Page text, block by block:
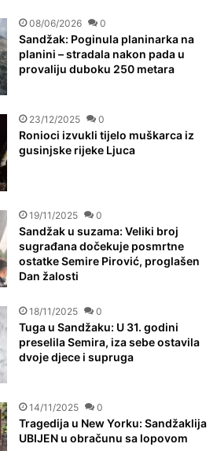
08/06/2026 0
Sandžak: Poginula planinarka na
planini – stradala nakon pada u
provaliju duboku 250 metara
23/12/2025 0
Ronioci izvukli tijelo muškarca iz
gusinjske rijeke Ljuca
19/11/2025 0
Sandžak u suzama: Veliki broj
sugrađana dočekuje posmrtne
ostatke Semire Pirović, proglašen
Dan žalosti
18/11/2025 0
Tuga u Sandžaku: U 31. godini
preselila Semira, iza sebe ostavila
dvoje djece i supruga
14/11/2025 0
Tragedija u New Yorku: Sandžaklija
UBIJEN u obračunu sa lopovom